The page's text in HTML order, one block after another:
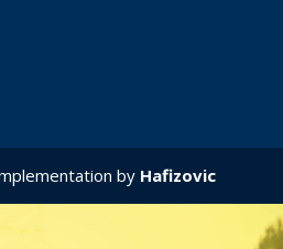
by Hafizovic